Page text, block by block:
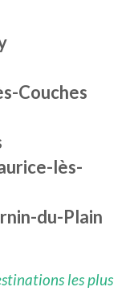
Couches
lès-
du-Plain
les plus